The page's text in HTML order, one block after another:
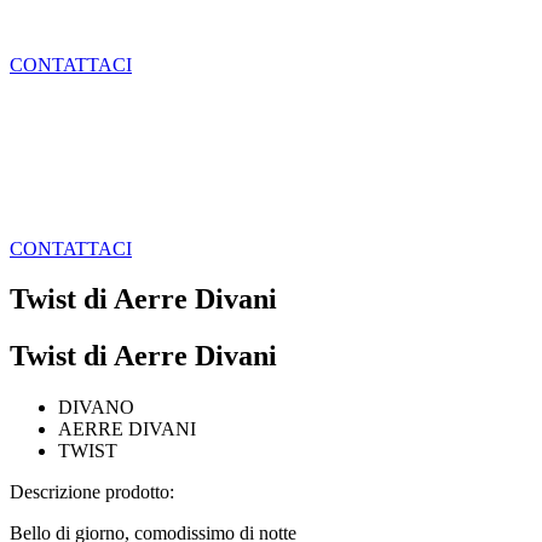
CONTATTACI
CONTATTACI
Twist di Aerre Divani
Twist di Aerre Divani
DIVANO
AERRE DIVANI
TWIST
Descrizione prodotto:
Bello di giorno, comodissimo di notte